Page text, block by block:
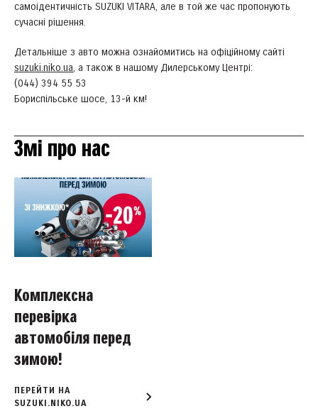
самоідентичність SUZUKI VITARA, але в той же час пропонують
сучасні рішення.
Детальніше з авто можна ознайомитись на офіційному сайті
suzuki.niko.ua, а також в нашому Дилерському Центрі:
(044) 394 55 53
Бориспільське шосе, 13-й км!
Змі про нас
Комплексна
перевірка
автомобіля перед
зимою!
ПЕРЕЙТИ НА
SUZUKI.NIKO.UA